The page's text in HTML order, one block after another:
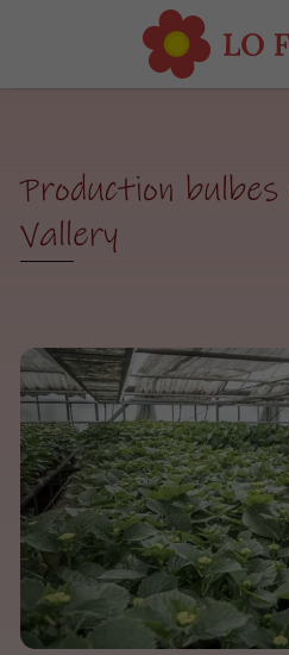
Production
Vallery